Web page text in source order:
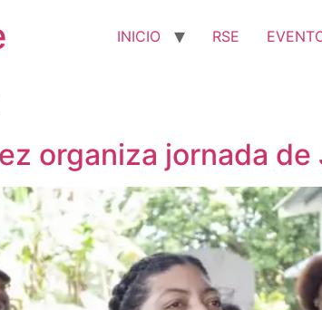
INICIO RSE
organiza jornada de